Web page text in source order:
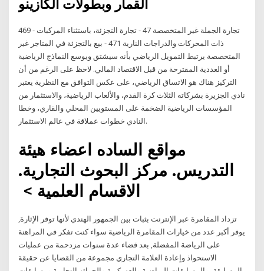
القمار وبطولات الكازينو
469 - تجارة الجملة غير المتخصصة 47 - تجارة التجزئة، باستثناء المركبات
ذات المحركات والدراجات النارية 471 - بيع بالتجزئة في المتاجر غير
المتخصصة يرتبط التمويل الرياضي بأنه سيشتق ويوسع النماذج الرياضية
أو العددية المقترحة من قبل الاقتصاد المالي. لاحظ على الرغم من أن
التركيز هناك هو الاتساق الرياضي، على عكس التوافق مع النظرية يعتبر
نادي الجزيرة بشركاته الثلاث كرة القدم، والألعاب الرياضية، والاستثمار من
المؤسسات الرياضية الضخمة على المستويين المحلي والقاري، وخطا
النادي خطوات عملاقة في عالم الاستثمار.
مواقع الساده اعضاء هيئة
التدريس. مركز البحوث التجارية.
الاقسام العلمية‏ > ‏
تزداد المقامرة عبر الإنترنت بثبات بين الجمهور الهندي لأنها توفر الإثارة,
يوفر أكبر عدد من خيارات المقامرة الرياضية سواء كنت تفكر في المراهنة
على الرياضة المفضلة, بعد قضاء عدة سنوات مزدحمة من عمليات
الاستحواذ وإعادة العلامة التجاري مجموعة من القضايا عن حقيقة